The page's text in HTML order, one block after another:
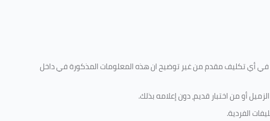
في أي تكليف مقدم من غير توضيح ان هذه المعلومات المذكورة في داخل
أو من اختبار قديم، دون إعلامه بذلك.
الفردية.